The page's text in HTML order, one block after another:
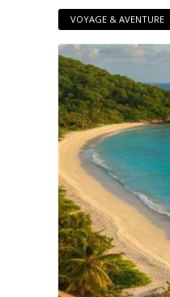
VOYAGE & AVENTURE